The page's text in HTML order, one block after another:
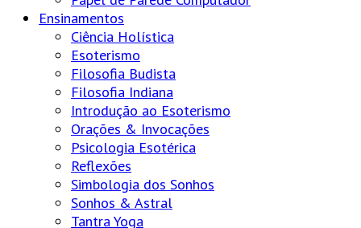
Ensinamentos
Ciência Holística
Esoterismo
Filosofia Budista
Filosofia Indiana
Introdução ao Esoterismo
Orações & Invocações
Psicologia Esotérica
Reflexões
Simbologia dos Sonhos
Sonhos & Astral
Tantra Yoga